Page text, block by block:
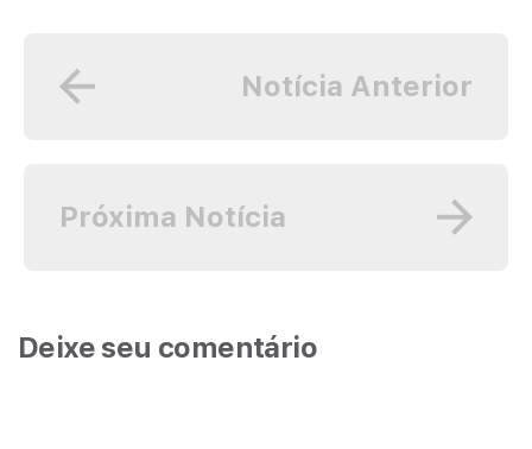
Notícia Anterior
Próxima Notícia
Deixe seu comentário